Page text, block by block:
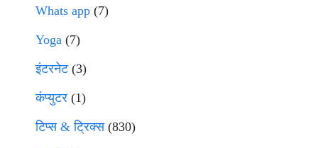
Whats app (7)
Yoga (7)
इंटरनेट(3)
कंप्युटर (1)
टिप्स & ट्रिक्स(830)